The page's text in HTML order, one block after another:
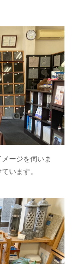
ージを伺いま
います。